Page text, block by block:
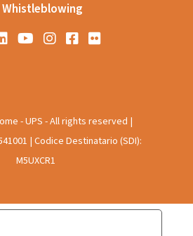
Whistleblowing
- UPS - All rights reserved |
| Codice Destinatario (SDI):
M5UXCR1
relative alla privacy